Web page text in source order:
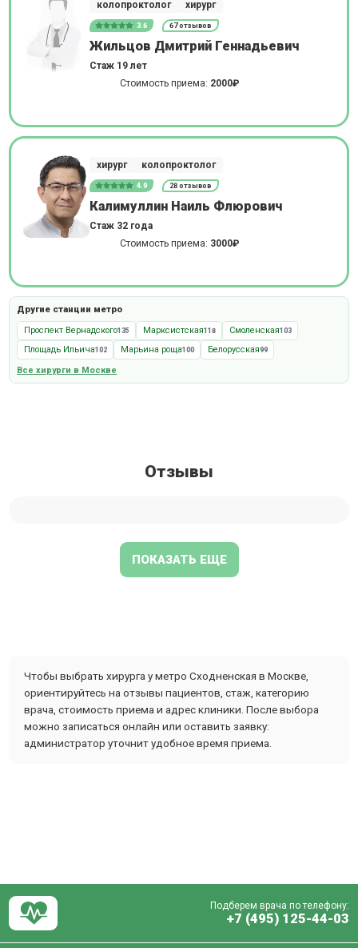
колопроктолог хирург
3.6 67 отзывов
Жильцов Дмитрий Геннадьевич
Стаж 19 лет
Стоимость приема: 2000₽
хирург колопроктолог
4.9 28 отзывов
Калимуллин Наиль Флюрович
Стаж 32 года
Стоимость приема: 3000₽
Другие станции метро
Проспект Вернадского135 Марксистская118 Смоленская103
Площадь Ильича102 Марьина роща100 Белорусская99
Все хирурги в Москве
Отзывы
ПОКАЗАТЬ ЕЩЕ
Чтобы выбрать хирурга у метро Сходненская в Москве,
ориентируйтесь на отзывы пациентов, стаж, категорию
врача, стоимость приема и адрес клиники. После выбора
можно записаться онлайн или оставить заявку:
администратор уточнит удобное время приема.
Подберем врача по телефону:
+7 (495) 125-44-03